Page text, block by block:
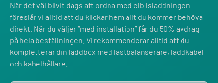
När det väl blivit dags att ordna med elbilsladdningen
föreslår vi alltid att du klickar hem allt du kommer behöva
direkt. När du väljer “med installation” får du 50% avdrag
på hela beställningen. Vi rekommenderar alltid att du
kompletterar din laddbox med lastbalanserare, laddkabel
och kabelhållare.